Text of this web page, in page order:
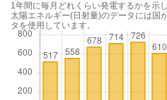
1年間に毎月どれくらい発電するかを示
太陽エネルギー(日射量)のデータには国
タを使用しています。